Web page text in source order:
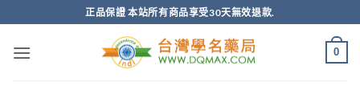
轉
正品保證 本站所有商品享受30天無效退款.
0